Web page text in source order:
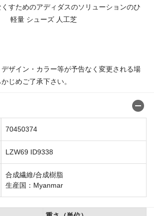
すためのアディダスのソリューションのひ
量 シューズ 人工芝
ザイン・カラー等が予告なく変更される場
じめご了承下さい。
70450374
LZW69 ID9338
合成繊維/合成樹脂
生産国：Myanmar